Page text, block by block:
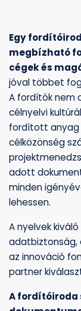
Egy
megbízható
cégek és
jóval többet
A fordítók nem
célnyelvi
fordított
célközönség
adott
minden
lehessen.
A nyelvek
adatbiztonság,
az innováció
partner
A fordítóiroda